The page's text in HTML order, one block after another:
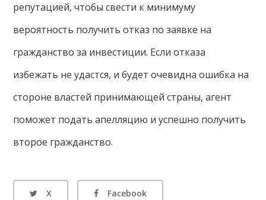
репутацией, чтобы свести к минимуму
вероятность получить отказ по заявке на
гражданство за инвестиции. Если отказа
избежать не удастся, и будет очевидна ошибка на
стороне властей принимающей страны, агент
поможет подать апелляцию и успешно получить
второе гражданство.
X Facebook